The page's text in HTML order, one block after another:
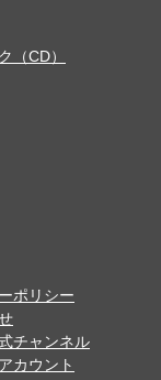
（CD）
ポリシー
チャンネル
カウント